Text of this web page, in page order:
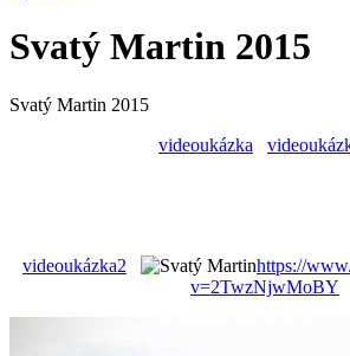
Svatý Martin 2015
Svatý Martin 2015
videoukázka
videoukázka2
https://
v=2TwzNjwMoBY